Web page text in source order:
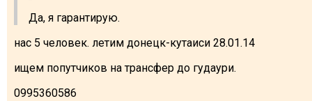
Да, я гарантирую.
нас 5 человек. летим донецк-кутаиси 28.01.14
ищем попутчиков на трансфер до гудаури.
0995360586